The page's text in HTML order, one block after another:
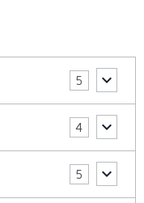
5
4
5